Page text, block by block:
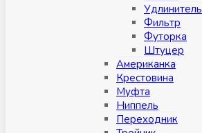
Удлинитель
Фильтр
Футорка
Штуцер
Американка
Крестовина
Муфта
Ниппель
Переходник